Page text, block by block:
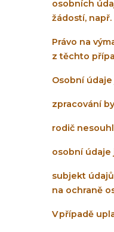
osobních
žádostí,
Právo na
z těchto
Osobní
zpracování
rodič
osobní údaje
subjekt
na ochraně
V případě